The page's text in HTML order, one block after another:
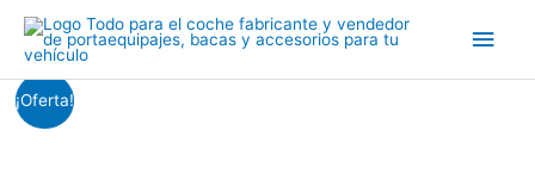
contenido
¡Oferta!
Barra
de